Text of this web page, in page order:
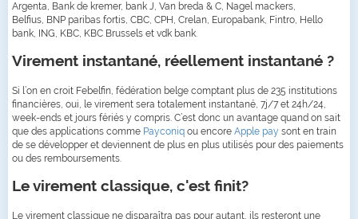
Argenta, Bank de kremer, bank J, Van breda & C, Nagel mackers,
Belfius, BNP paribas fortis, CBC, CPH, Crelan, Europabank, Fintro, Hello
bank, ING, KBC, KBC Brussels et vdk bank.
Virement instantané, réellement instantané ?
Si l’on en croit Febelfin, fédération belge comptant plus de 235 institutions
financières, oui, le virement sera totalement instantané, 7j/7 et 24h/24,
week-ends et jours fériés y compris. C’est donc un avantage quand on sait
que des applications comme Payconiq ou encore Apple pay sont en train
de se développer et deviennent de plus en plus utilisés pour des paiements
ou des remboursements.
Le virement classique, c'est finit?
Le virement classique ne disparaîtra pas pour autant, ils resteront une